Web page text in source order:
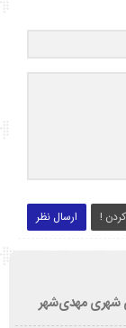
ارسال نظر !
شهری مهدی‌شهر